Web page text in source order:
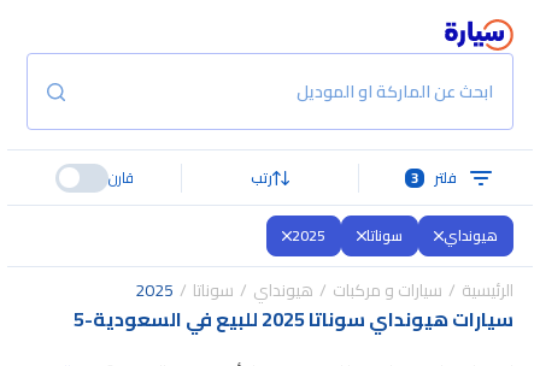
ابحث عن الماركة او الموديل
فلتر 3 رتب قارن
هيونداي سوناتا 2025
الرئيسية سيارات و مركبات هيونداي سوناتا 2025
سيارات هيونداي سوناتا 2025 للبيع في السعودية -
5